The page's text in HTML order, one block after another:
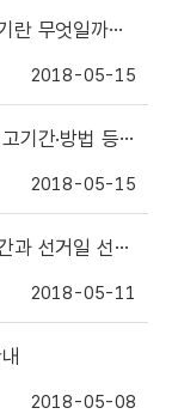
무엇일까요?
2018-05-15
·방법 등 안내
2018-05-15
운동 가능범위 안내
2018-05-11
2018-05-08